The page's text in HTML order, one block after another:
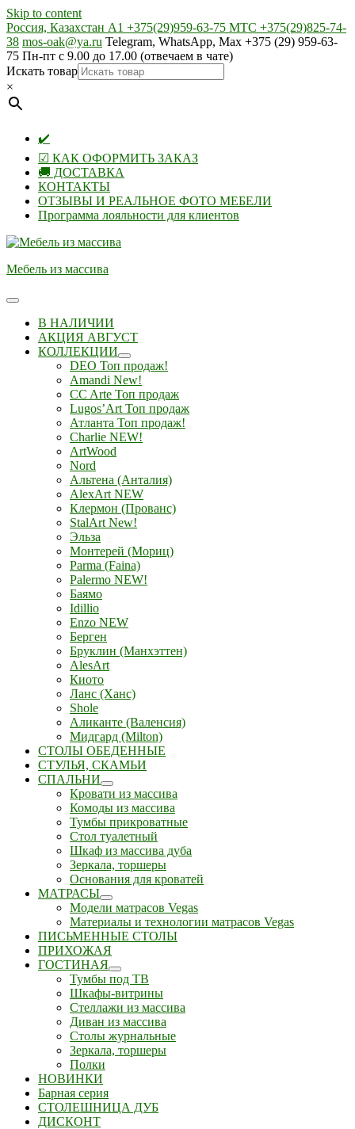
Skip to content
Россия, Казахстан А1 +375(29)959-63-75 МТС +375(29)825-74-
38 mos-oak@ya.ru Telegram, WhatsApp, Max +375 (29) 959-63-
75 Пн-пт с 9.00 до 17.00 (отвечаем в чате)
Искать товар
×
✔️
☑ КАК ОФОРМИТЬ ЗАКАЗ
🚚 ДОСТАВКА
КОНТАКТЫ
ОТЗЫВЫ И РЕАЛЬНОЕ ФОТО МЕБЕЛИ
Программа лояльности для клиентов
Мебель из массива
В НАЛИЧИИ
АКЦИЯ АВГУСТ
КОЛЛЕКЦИИ
DEO Топ продаж!
Amandi New!
CC Arte Топ продаж
Lugos’Art Топ продаж
Атланта Топ продаж!
Charlie NEW!
ArtWood
Nord
Альтена (Анталия)
AlexArt NEW
Клермон (Прованс)
StalArt New!
Эльза
Монтерей (Мориц)
Parma (Faina)
Palermo NEW!
Баямо
Idillio
Enzo NEW
Берген
Бруклин (Манхэттен)
AlesArt
Киото
Ланс (Ханс)
Shole
Аликанте (Валенсия)
Мидгард (Milton)
СТОЛЫ ОБЕДЕННЫЕ
СТУЛЬЯ, СКАМЬИ
СПАЛЬНИ
Кровати из массива
Комоды из массива
Тумбы прикроватные
Стол туалетный
Шкаф из массива дуба
Зеркала, торшеры
Основания для кроватей
МАТРАСЫ
Модели матрасов Vegas
Материалы и технологии матрасов Vegas
ПИСЬМЕННЫЕ СТОЛЫ
ПРИХОЖАЯ
ГОСТИНАЯ
Тумбы под ТВ
Шкафы-витрины
Стеллажи из массива
Диван из массива
Столы журнальные
Зеркала, торшеры
Полки
НОВИНКИ
Барная серия
СТОЛЕШНИЦА ДУБ
ДИСКОНТ